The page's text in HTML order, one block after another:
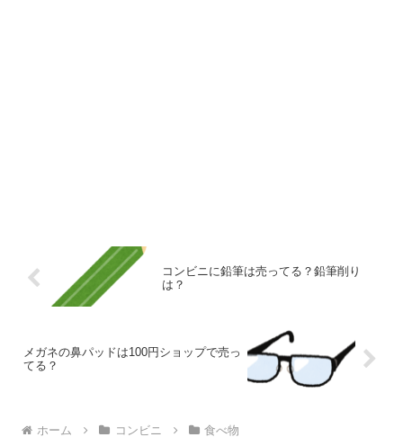
コンビニに鉛筆は売ってる？鉛筆削り
は？
メガネの鼻パッドは100円ショップで売っ
てる？
ホーム コンビニ 食べ物